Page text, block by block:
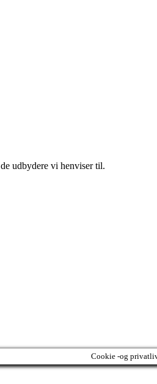
udbydere vi henviser til.
Cookie -og